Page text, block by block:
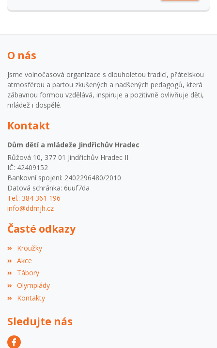
O nás
Jsme volnočasová organizace s dlouholetou tradicí, přátelskou
atmosférou a partou zkušených a nadšených pedagogů, která
zábavnou formou vzdělává, inspiruje a pozitivně ovlivňuje děti,
mládež i dospělé.
Kontakt
Dům dětí a mládeže Jindřichův Hradec
Růžová 10, 377 01 Jindřichův Hradec II
IČ: 42409152
Bankovní spojení: 2402296480/2010
Datová schránka: 6uuf7da
Tel.: 384 361 196
info@ddmjh.cz
Časté odkazy
Kroužky
Akce
Tábory
Olympiády
Kontakty
Sledujte nás